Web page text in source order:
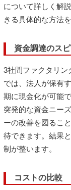
について詳しく解
きる具体的な方法
資金調達のス
3社間ファクタリン
では、法人が保有
期に現金化が可能
突発的な資金ニー
ーの改善を図るこ
待できます。結果
制が整います。
コストの比較